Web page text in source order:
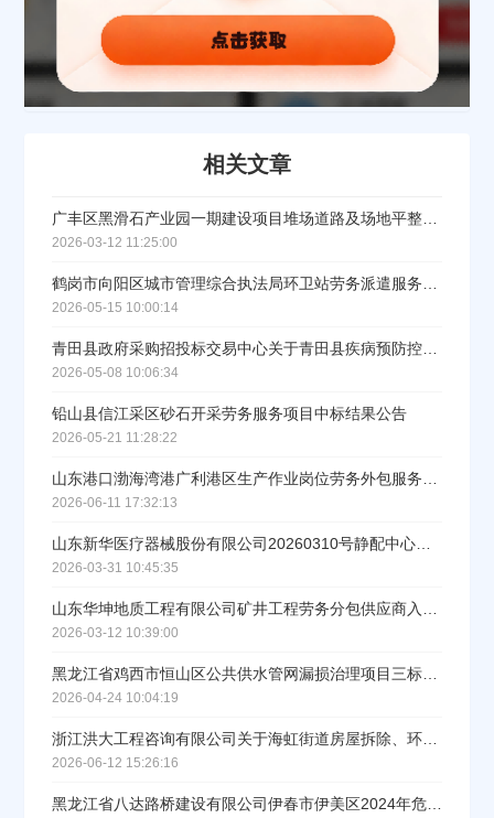
相关文章
广丰区黑滑石产业园一期建设项目堆场道路及场地平整工程（劳务分包）中标公示
2026-03-12 11:25:00
鹤岗市向阳区城市管理综合执法局环卫站劳务派遣服务(二次)中标（成交）结果公告
2026-05-15 10:00:14
青田县政府采购招投标交易中心关于青田县疾病预防控制中心后勤劳务外包采购中标(成交)结果公告
2026-05-08 10:06:34
铅山县信江采区砂石开采劳务服务项目中标结果公告
2026-05-21 11:28:22
山东港口渤海湾港广利港区生产作业岗位劳务外包服务采购项目成交结果公告
2026-06-11 17:32:13
山东新华医疗器械股份有限公司20260310号静配中心建设项目劳务分包中标公告
2026-03-31 10:45:35
山东华坤地质工程有限公司矿井工程劳务分包供应商入围项目中标结果公告
2026-03-12 10:39:00
黑龙江省鸡西市恒山区公共供水管网漏损治理项目三标段劳务采购项目（一批）中标结果公告
2026-04-24 10:04:19
浙江洪大工程咨询有限公司关于海虹街道房屋拆除、环境整治等劳务服务项目中标(成交)结果公告
2026-06-12 15:26:16
黑龙江省八达路桥建设有限公司伊春市伊美区2024年危桥改造工程劳务分包采购2026年（第四批次）采购项目成交结果公告
请选择省市
经办人